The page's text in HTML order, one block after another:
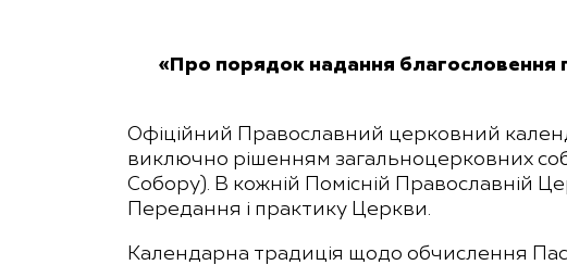
«Про порядок надання благословення
Офіційний Православний церковний
виключно рішенням загальноцерковних
Собору). В кожній Помісній Православній
Передання і практику Церкви.
Календарна традиція щодо обчислення